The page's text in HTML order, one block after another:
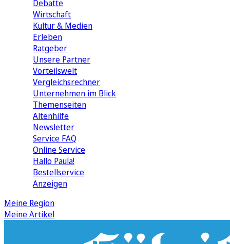
Debatte
Wirtschaft
Kultur & Medien
Erleben
Ratgeber
Unsere Partner
Vorteilswelt
Vergleichsrechner
Unternehmen im Blick
Themenseiten
Altenhilfe
Newsletter
Service FAQ
Online Service
Hallo Paula!
Bestellservice
Anzeigen
Meine Region
Meine Artikel